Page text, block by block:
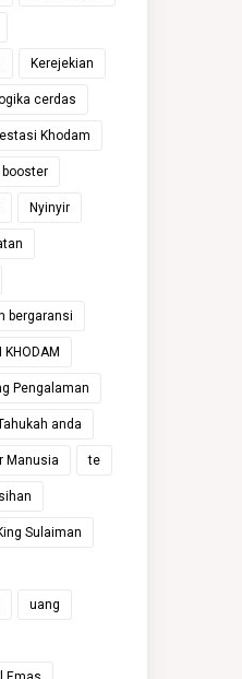
Kerejekian
cerdas
Khodam
Nyinyir
bergaransi
KHODAM
Pengalaman
anda
Manusia te
Sulaiman
uang